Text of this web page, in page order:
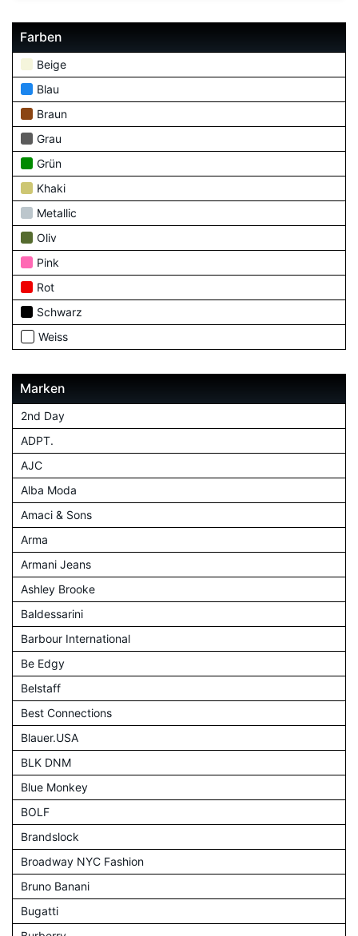
Farben
Beige
Blau
Braun
Grau
Grün
Khaki
Metallic
Oliv
Pink
Rot
Schwarz
Weiss
Marken
2nd Day
ADPT.
AJC
Alba Moda
Amaci & Sons
Arma
Armani Jeans
Ashley Brooke
Baldessarini
Barbour International
Be Edgy
Belstaff
Best Connections
Blauer.USA
BLK DNM
Blue Monkey
BOLF
Brandslock
Broadway NYC Fashion
Bruno Banani
Bugatti